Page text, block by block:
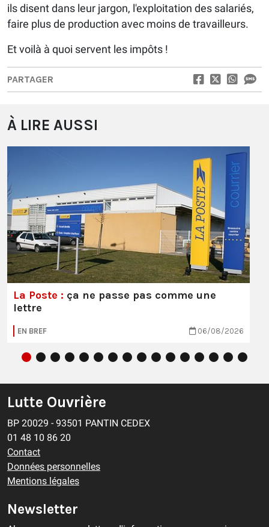
ils disent dans leur jargon, l'exploitation des salariés,
faire plus de production avec moins de travailleurs.
Et voilà à quoi servent les impôts !
PARTAGER
À LIRE AUSSI
La Poste : ça ne passe pas comme une
lettre
EN BREF 06/08/2026
Lutte Ouvrière
BP 20029 - 93501 PANTIN CEDEX
01 48 10 86 20
Contact
Données personnelles
Mentions légales
Newsletter